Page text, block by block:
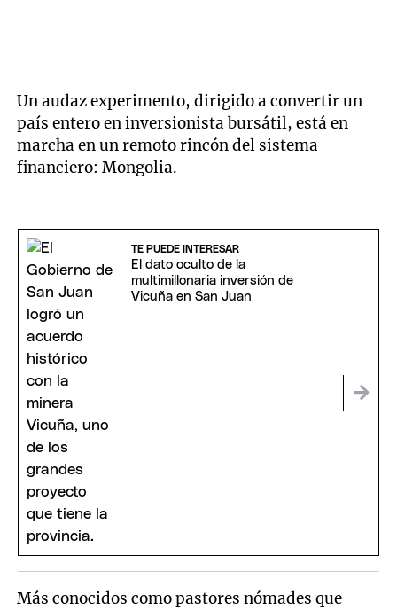
Un audaz experimento, dirigido a convertir un
país entero en inversionista bursátil, está en
marcha en un remoto rincón del sistema
financiero: Mongolia.
TE PUEDE INTERESAR
El dato oculto de la
multimillonaria inversión de
Vicuña en San Juan
Más conocidos como pastores nómades que